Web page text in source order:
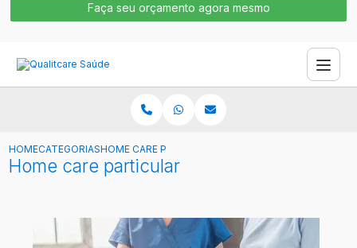
Faça seu orçamento agora mesmo
HOMECATEGORIASHOME CARE PARTICULAR
Home care particular